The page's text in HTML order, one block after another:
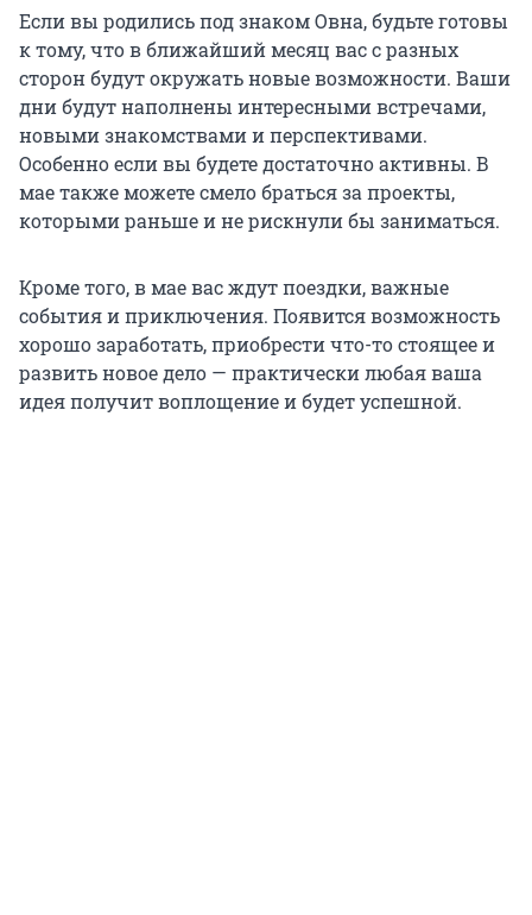
Если вы родились под знаком Овна, будьте готовы
к тому, что в ближайший месяц вас с разных
сторон будут окружать новые возможности. Ваши
дни будут наполнены интересными встречами,
новыми знакомствами и перспективами.
Особенно если вы будете достаточно активны. В
мае также можете смело браться за проекты,
которыми раньше и не рискнули бы заниматься.
Кроме того, в мае вас ждут поездки, важные
события и приключения. Появится возможность
хорошо заработать, приобрести что-то стоящее и
развить новое дело — практически любая ваша
идея получит воплощение и будет успешной.